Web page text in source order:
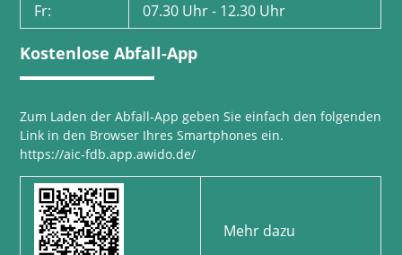
Fr:
07.30 Uhr - 12.30 Uhr
Kostenlose Abfall-App
Zum Laden der Abfall-App geben Sie einfach den folgenden
Link in den Browser Ihres Smartphones ein.
https://aic-fdb.app.awido.de/
Mehr dazu